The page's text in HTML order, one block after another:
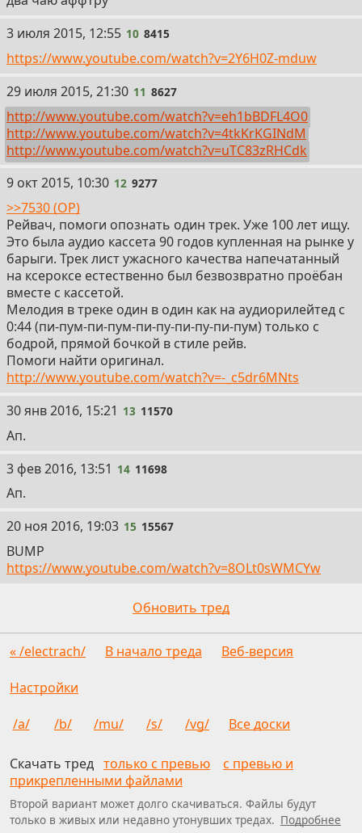
10
3 июля 2015, 12:55 10 8415
https://www.youtube.com/watch?v=2Y6H0Z-mduw
11
29 июля 2015, 21:30 11 8627
http://www.youtube.com/watch?v=eh1bBDFL4O0
http://www.youtube.com/watch?v=4tkKrKGINdM
http://www.youtube.com/watch?v=uTC83zRHCdk
12
9 окт 2015, 10:30 12 9277
>>7530 (OP)
Рейвач, помоги опознать один трек. Уже 100 лет ищу.
Это была аудио кассета 90 годов купленная на рынке у
барыги. Трек лист ужасного качества напечатанный
на ксероксе естественно был безвозвратно проёбан
вместе с кассетой.
Мелодия в треке один в один как на аудиорилейтед с
0:44 (пи-пум-пи-пум-пи-пу-пи-пу-пи-пум) только с
бодрой, прямой бочкой в стиле рейв.
Помоги найти оригинал.
http://www.youtube.com/watch?v=-_c5dr6MNts
13
30 янв 2016, 15:21 13 11570
Ап.
14
3 фев 2016, 13:51 14 11698
Ап.
15
20 ноя 2016, 19:03 15 15567
BUMP
https://www.youtube.com/watch?v=8OLt0sWMCYw
Обновить тред
« /electrach/ В начало треда Веб-версия
Настройки
/a/ /b/ /mu/ /s/ /vg/ Все доски
Скачать тред только с превью
с превью и
прикрепленными файлами
Второй вариант может долго скачиваться. Файлы будут
только в живых или недавно утонувших тредах. Подробнее